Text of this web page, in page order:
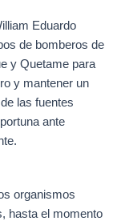
Eduardo
de bomberos de
y Quetame para
y mantener un
las fuentes
ante
organismos
hasta el momento